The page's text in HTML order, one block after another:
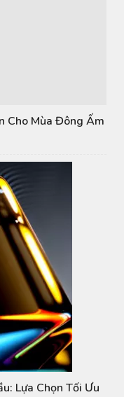
Cho Mùa Đông Ấm
Lựa Chọn Tối Ưu